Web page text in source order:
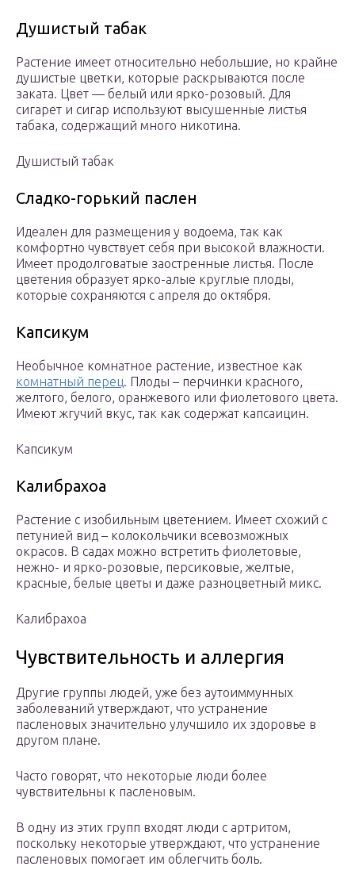
Душистый табак
Растение имеет относительно небольшие, но крайне
душистые цветки, которые раскрываются после
заката. Цвет — белый или ярко-розовый. Для
сигарет и сигар используют высушенные листья
табака, содержащий много никотина.
Душистый табак
Сладко-горький паслен
Идеален для размещения у водоема, так как
комфортно чувствует себя при высокой влажности.
Имеет продолговатые заостренные листья. После
цветения образует ярко-алые круглые плоды,
которые сохраняются с апреля до октября.
Капсикум
Необычное комнатное растение, известное как
комнатный перец. Плоды – перчинки красного,
желтого, белого, оранжевого или фиолетового цвета.
Имеют жгучий вкус, так как содержат капсаицин.
Капсикум
Калибрахоа
Растение с изобильным цветением. Имеет схожий с
петунией вид – колокольчики всевозможных
окрасов. В садах можно встретить фиолетовые,
нежно- и ярко-розовые, персиковые, желтые,
красные, белые цветы и даже разноцветный микс.
Калибрахоа
Чувствительность и аллергия
Другие группы людей, уже без аутоиммунных
заболеваний утверждают, что устранение
пасленовых значительно улучшило их здоровье в
другом плане.
Часто говорят, что некоторые люди более
чувствительны к пасленовым.
В одну из этих групп входят люди с артритом,
поскольку некоторые утверждают, что устранение
пасленовых помогает им облегчить боль.